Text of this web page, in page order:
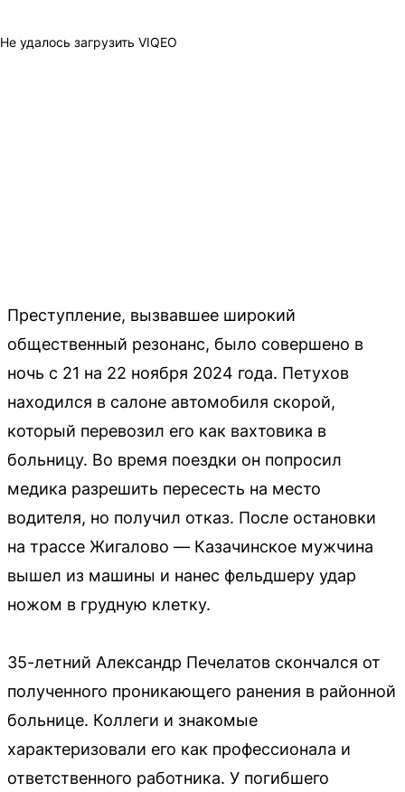
Не удалось загрузить VIQEO
Преступление, вызвавшее широкий
общественный резонанс, было совершено в
ночь с 21 на 22 ноября 2024 года. Петухов
находился в салоне автомобиля скорой,
который перевозил его как вахтовика в
больницу. Во время поездки он попросил
медика разрешить пересесть на место
водителя, но получил отказ. После остановки
на трассе Жигалово — Казачинское мужчина
вышел из машины и нанес фельдшеру удар
ножом в грудную клетку.
35-летний Александр Печелатов скончался от
полученного проникающего ранения в районной
больнице. Коллеги и знакомые
характеризовали его как профессионала и
ответственного работника. У погибшего